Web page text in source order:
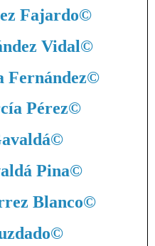
Fajardo©
Vidal©
Fernández©
Pérez©
©
Pina©
Blanco©
©